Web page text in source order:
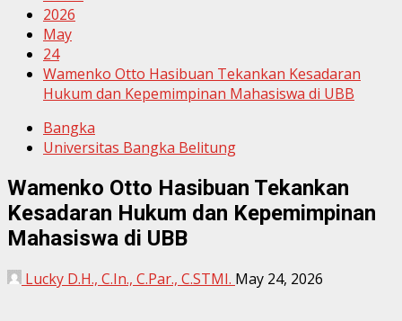
2026
May
24
Wamenko Otto Hasibuan Tekankan Kesadaran
Hukum dan Kepemimpinan Mahasiswa di UBB
Bangka
Universitas Bangka Belitung
Wamenko Otto Hasibuan Tekankan
Kesadaran Hukum dan Kepemimpinan
Mahasiswa di UBB
Lucky D.H., C.In., C.Par., C.STMI. May 24, 2026